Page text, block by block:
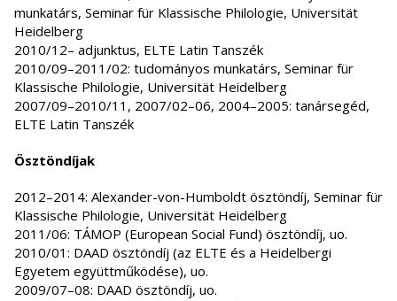
munkatárs, Seminar für Klassische Philologie, Universität
Heidelberg
2010/12– adjunktus, ELTE Latin Tanszék
2010/09–2011/02: tudományos munkatárs, Seminar für
Klassische Philologie, Universität Heidelberg
2007/09–2010/11, 2007/02–06, 2004–2005: tanársegéd,
ELTE Latin Tanszék
Ösztöndíjak
2012–2014: Alexander-von-Humboldt ösztöndíj, Seminar für
Klassische Philologie, Universität Heidelberg
2011/06: TÁMOP (European Social Fund) ösztöndíj, uo.
2010/01: DAAD ösztöndíj (az ELTE és a Heidelbergi
Egyetem együttműködése), uo.
2009/07–08: DAAD ösztöndíj, uo.